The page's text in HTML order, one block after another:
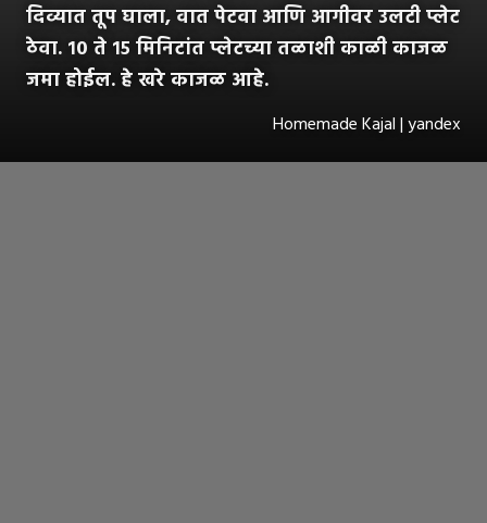
दिव्यात तूप घाला, वात पेटवा आणि आगीवर उलटी प्लेट
ठेवा. १० ते १५ मिनिटांत प्लेटच्या तळाशी काळी काजळ
जमा होईल. हे खरे काजळ आहे.
Homemade Kajal | yandex